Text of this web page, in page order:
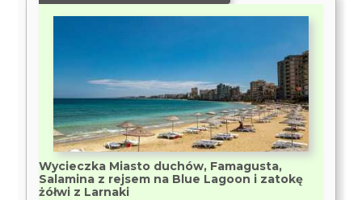
Wycieczka Miasto duchów, Famagusta,
Salamina z rejsem na Blue Lagoon i zatokę
żółwi z Larnaki